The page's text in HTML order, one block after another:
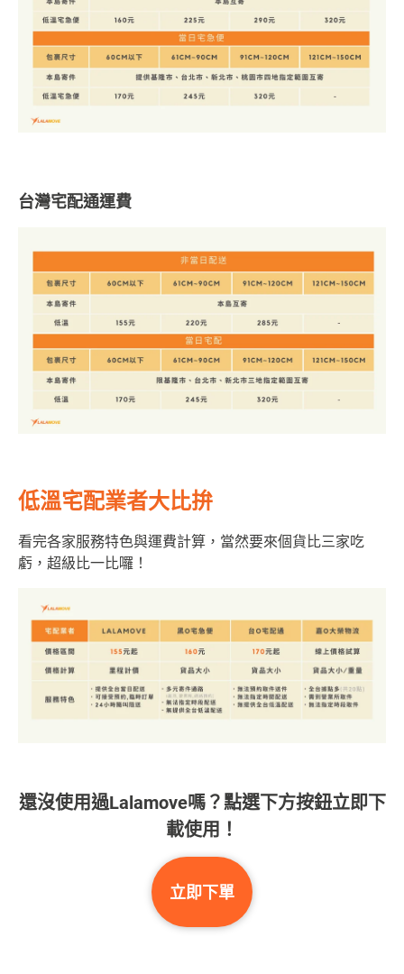
台灣宅配通運費
低溫宅配業者大比拚
看完各家服務特色與運費計算，當然要來個貨比三家吃
虧，超級比一比囉！
還沒使用過Lalamove嗎？點選下方按鈕立即下
載使用！
立即下單